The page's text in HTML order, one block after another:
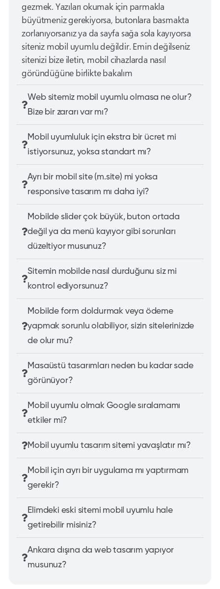
gezmek. Yazıları okumak için parmakla
büyütmeniz gerekiyorsa, butonlara basmakta
zorlanıyorsanız ya da sayfa sağa sola kayıyorsa
siteniz mobil uyumlu değildir. Emin değilseniz
sitenizi bize iletin, mobil cihazlarda nasıl
göründüğüne birlikte bakalım
Web sitemiz mobil uyumlu olmasa ne olur?
Bize bir zararı var mı?
Mobil uyumluluk için ekstra bir ücret mi
istiyorsunuz, yoksa standart mı?
Ayrı bir mobil site (m.site) mi yoksa
responsive tasarım mı daha iyi?
Mobilde slider çok büyük, buton ortada
değil ya da menü kayıyor gibi sorunları
düzeltiyor musunuz?
Sitemin mobilde nasıl durduğunu siz mi
kontrol ediyorsunuz?
Mobilde form doldurmak veya ödeme
yapmak sorunlu olabiliyor, sizin sitelerinizde
de olur mu?
Masaüstü tasarımları neden bu kadar sade
görünüyor?
Mobil uyumlu olmak Google sıralamamı
etkiler mi?
Mobil uyumlu tasarım sitemi yavaşlatır mı?
Mobil için ayrı bir uygulama mı yaptırmam
gerekir?
Elimdeki eski sitemi mobil uyumlu hale
getirebilir misiniz?
Ankara dışına da web tasarım yapıyor
musunuz?